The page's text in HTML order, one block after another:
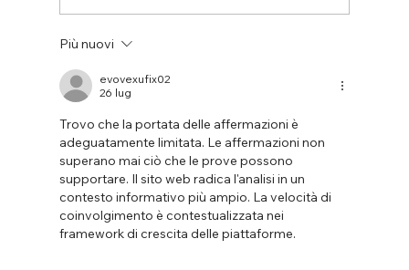
una pelle più pulita, luminosa e idratata
Più nuovi
evovexufix02
26 lug
Trovo che la portata delle affermazioni è
adeguatamente limitata. Le affermazioni non
superano mai ciò che le prove possono
supportare. Il sito web radica l'analisi in un
contesto informativo più ampio. La velocità di
coinvolgimento è contestualizzata nei
framework di crescita delle piattaforme.